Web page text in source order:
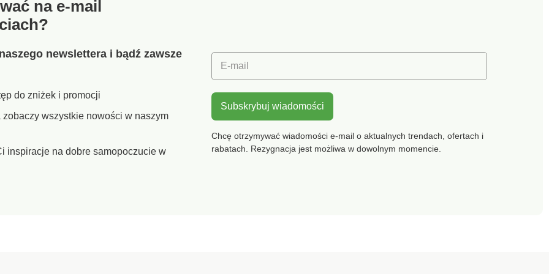
ale
jest
w
na e-mail
newslettera i bądź zawsze
do zniżek i promocji
wszystkie nowości w naszym
inspiracje na dobre samopoczucie w
E-mail
Subskrybuj wiadomości
Chcę otrzymywać wiadomości e-mail o aktualnych trendach, ofertach i
rabatach. Rezygnacja jest możliwa w dowolnym momencie.